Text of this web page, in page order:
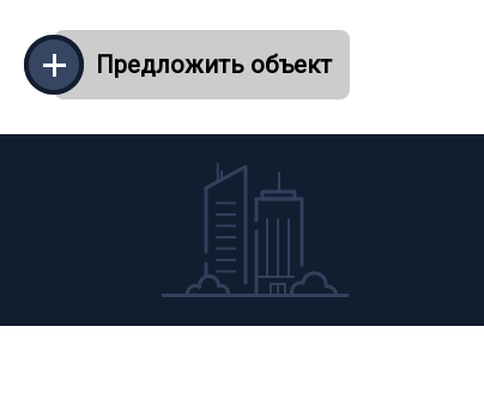
Предложить объект